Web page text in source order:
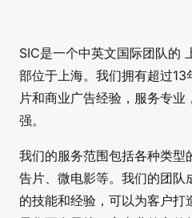
SIC是一个中英文国际团队的
部位于上海。我们拥有超过
片和商业广告经验，服务专业
强。
我们的服务范围包括各种类型
告片、微电影等。我们的团队
的技能和经验，可以为客户打